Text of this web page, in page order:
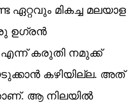
മികച്ച മലയാള
ഉഗ്രൻ
കരുതി നമുക്ക്
കഴിയില്ല. അത്
ആ നിലയിൽ